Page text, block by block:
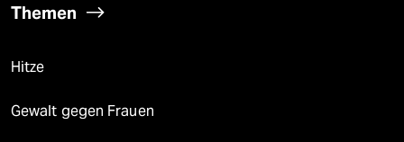
Themen
Hitze
Gewalt gegen Frauen